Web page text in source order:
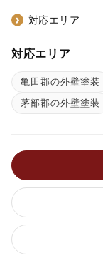
対応エリア
対応エリア
亀田郡の外壁塗装
茅部郡の外壁塗装